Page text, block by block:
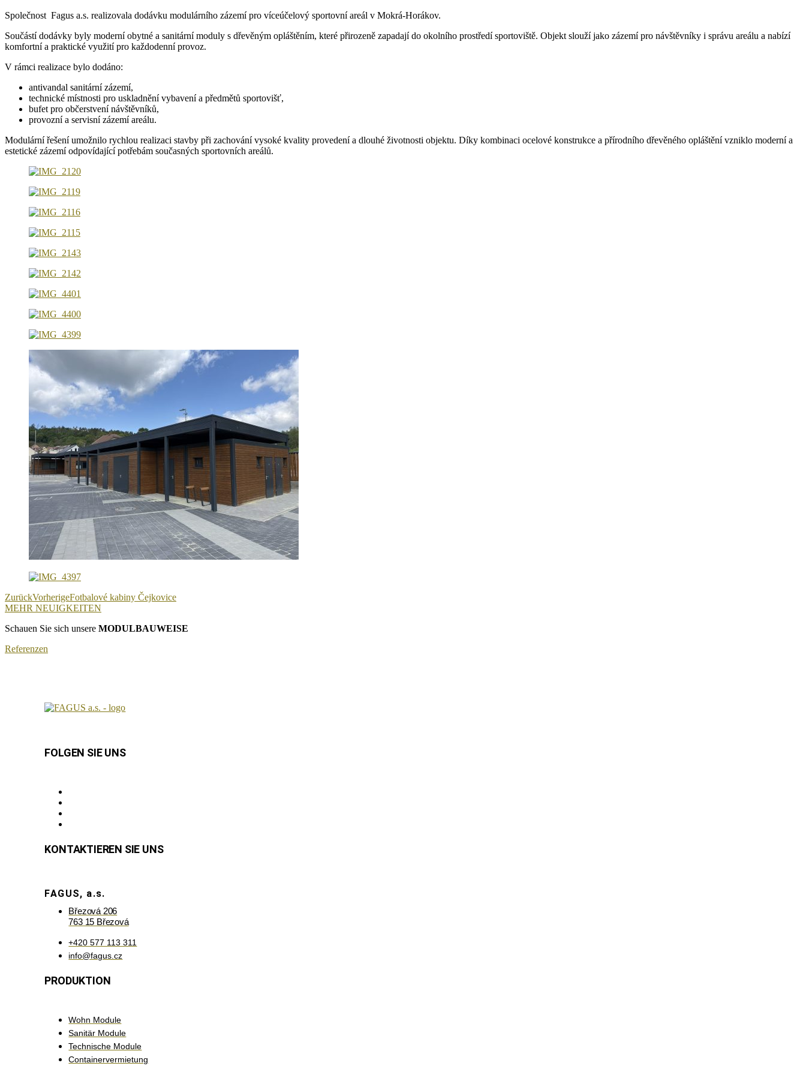
Společnost Fagus a.s. realizovala dodávku modulárního zázemí pro víceúčelový sportovní areál v Mokrá-Horákov.
Součástí dodávky byly moderní obytné a sanitární moduly s dřevěným opláštěním, které přirozeně zapadají do okolního prostředí sportoviště. Objekt slouží jako zázemí pro návštěvníky i správu areálu a nabízí
komfortní a praktické využití pro každodenní provoz.
V rámci realizace bylo dodáno:
antivandal sanitární zázemí,
technické místnosti pro uskladnění vybavení a předmětů sportovišť,
bufet pro občerstvení návštěvníků,
provozní a servisní zázemí areálu.
Modulární řešení umožnilo rychlou realizaci stavby při zachování vysoké kvality provedení a dlouhé životnosti objektu. Díky kombinaci ocelové konstrukce a přírodního dřevěného opláštění vzniklo moderní a
estetické zázemí odpovídající potřebám současných sportovních areálů.
ZurückVorherigeFotbalové kabiny Čejkovice
MEHR NEUIGKEITEN
Schauen Sie sich unsere MODULBAUWEISE
Referenzen
FOLGEN SIE UNS
KONTAKTIEREN SIE UNS
FAGUS, a.s.
Březová 206
763 15 Březová
+420 577 113 311
info@fagus.cz
PRODUKTION
Wohn Module
Sanitär Module
Technische Module
Containervermietung